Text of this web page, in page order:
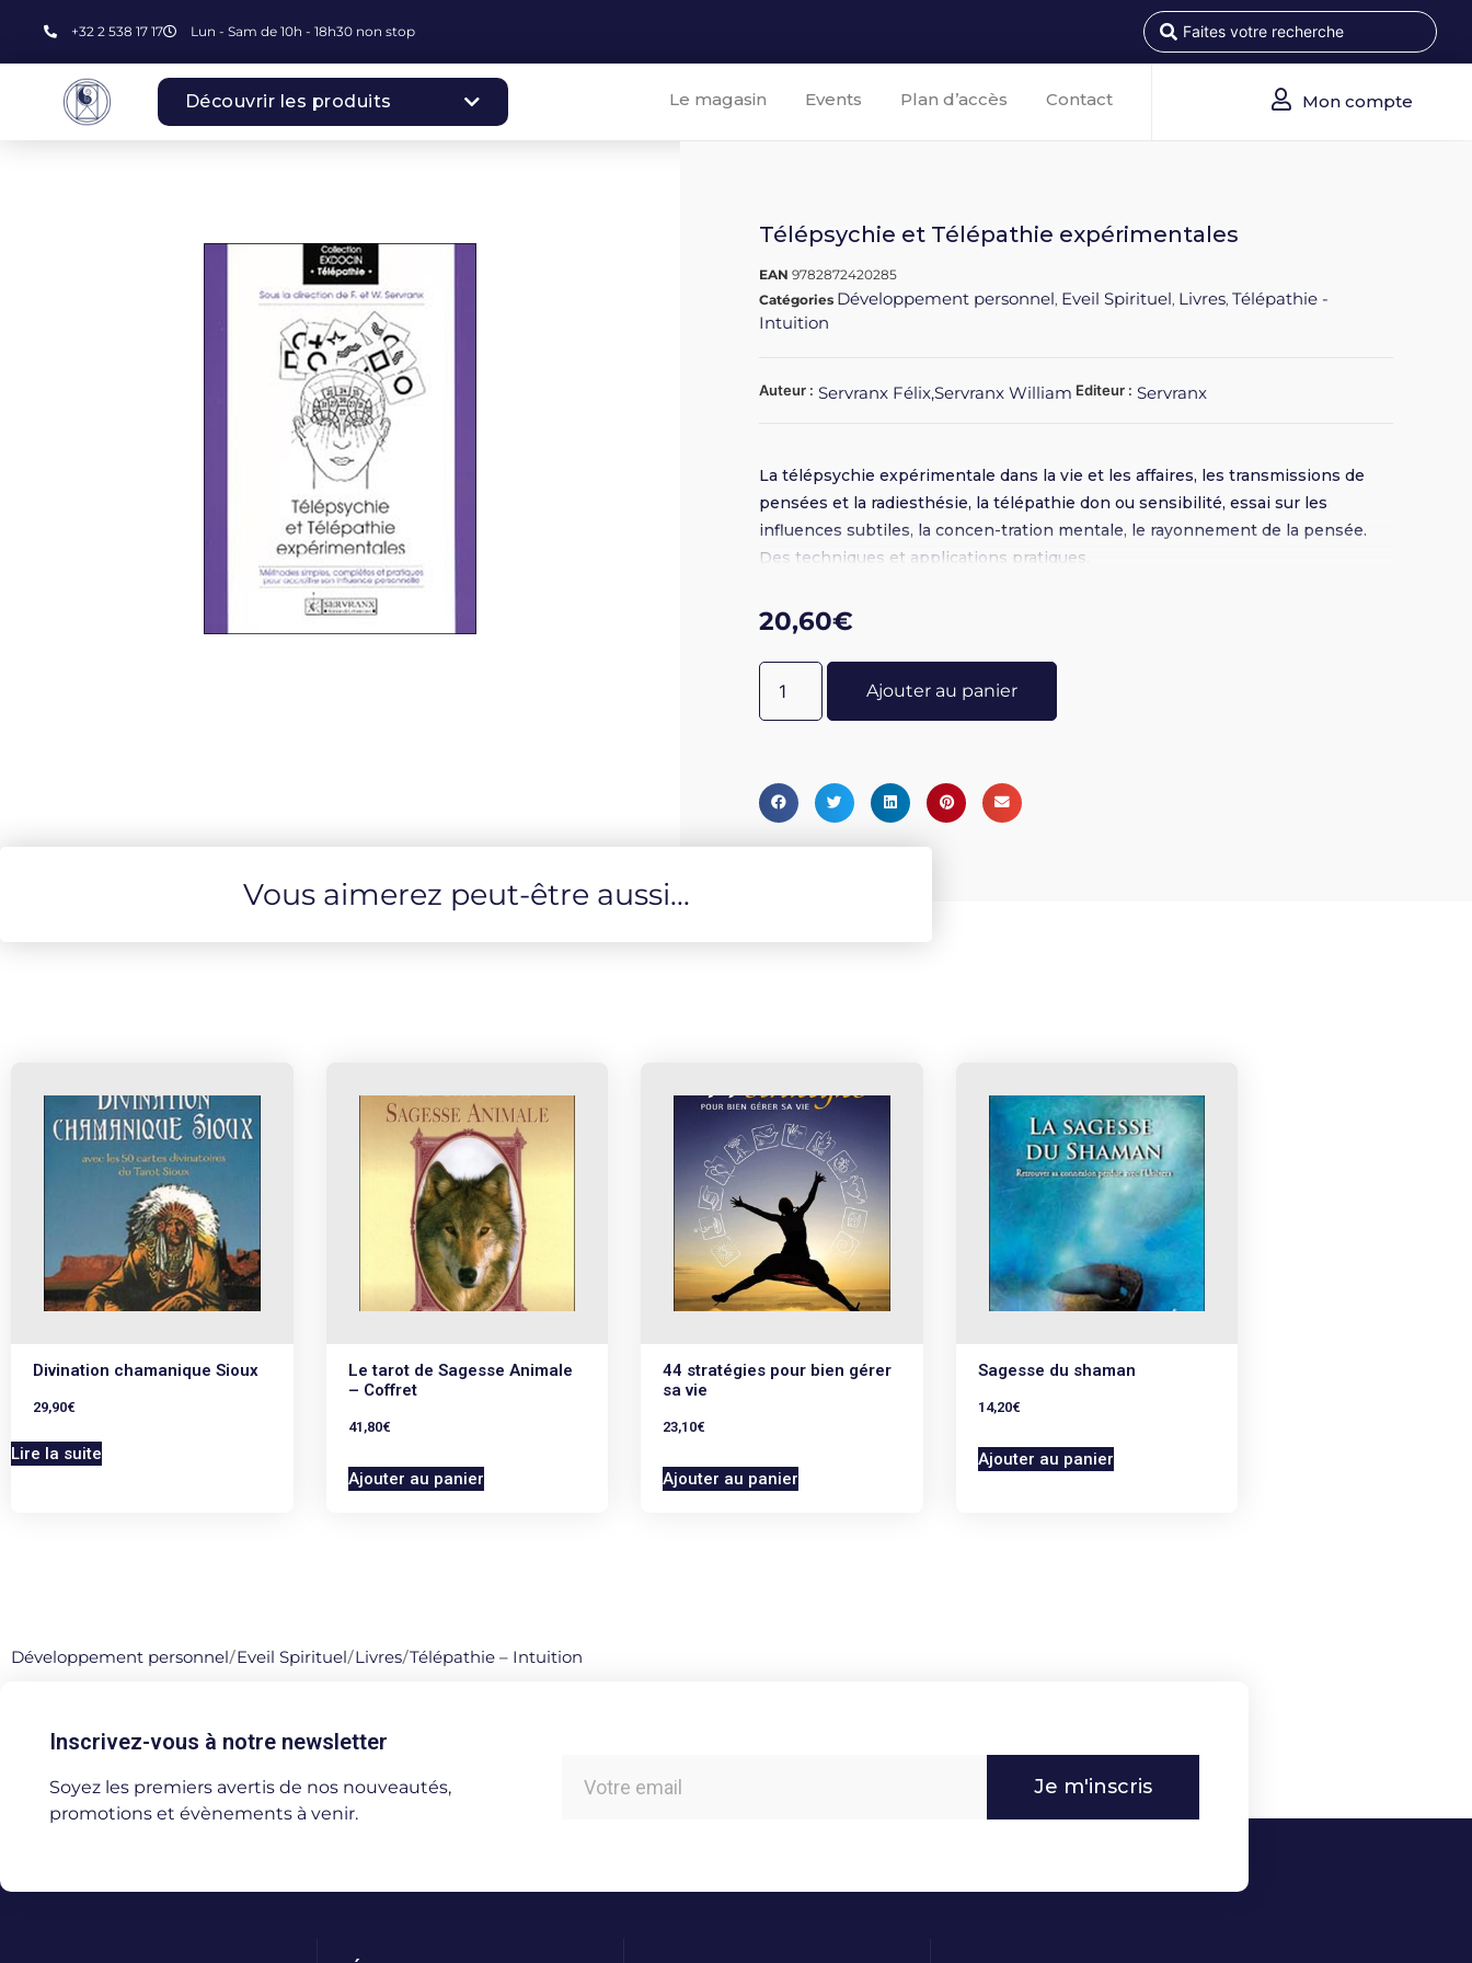
+32 2 538 17 17 Lun - Sam de 10h - 18h30 non stop
Découvrir les produits Le magasin Events Plan d’accès Contact Mon compte
Télépsychie et Télépathie expérimentales
EAN9782872420285
Catégories Développement personnel, Eveil Spirituel, Livres,Télépathie -
Intuition
Auteur : Servranx Félix,Servranx William Editeur : Servranx
La télépsychie expérimentale dans la vie et les affaires, les transmissions de
pensées et la radiesthésie, la télépathie don ou sensibilité, essai sur les
influences subtiles, la concen-tration mentale, le rayonnement de la pensée.
Des techniques et applications pratiques.
20,60€
Ajouter au panier
Vous aimerez peut-être aussi...
Divination chamanique Sioux
29,90€
Lire la suite
Le tarot de Sagesse Animale
– Coffret
41,80€
Ajouter au panier
44 stratégies pour bien gérer
sa vie
23,10€
Ajouter au panier
Sagesse du shaman
14,20€
Ajouter au panier
Développement personnel/Eveil Spirituel/Livres/Télépathie – Intuition
Inscrivez-vous à notre newsletter
Soyez les premiers avertis de nos nouveautés,
promotions et évènements à venir.
Je m'inscris